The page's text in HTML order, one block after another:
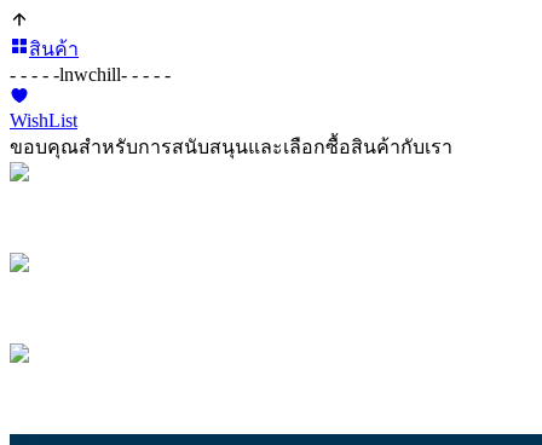
สินค้า
- - - - -lnwchill- - - - -
WishList
ขอบคุณสำหรับการสนับสนุนและเลือกซื้อสินค้ากับเรา